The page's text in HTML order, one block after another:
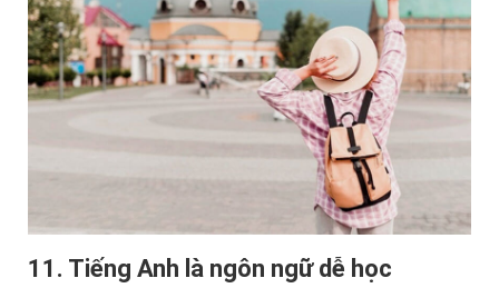
11. Tiếng Anh là ngôn ngữ dễ học